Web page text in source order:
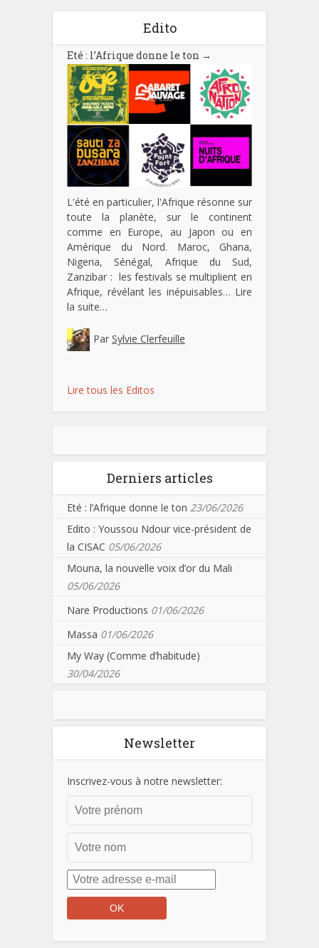
Edito
Eté : l’Afrique donne le ton →
L'été en particulier, l'Afrique résonne sur
toute la planète, sur le continent
comme en Europe, au Japon ou en
Amérique du Nord. Maroc, Ghana,
Nigeria, Sénégal, Afrique du Sud,
Zanzibar : les festivals se multiplient en
Afrique, révélant les inépuisables… Lire
la suite…
Par Sylvie Clerfeuille
Lire tous les Editos
Derniers articles
Eté : l’Afrique donne le ton 23/06/2026
Edito : Youssou Ndour vice-président de
la CISAC 05/06/2026
Mouna, la nouvelle voix d’or du Mali
05/06/2026
Nare Productions 01/06/2026
Massa 01/06/2026
My Way (Comme d’habitude)
30/04/2026
Newsletter
Inscrivez-vous à notre newsletter: